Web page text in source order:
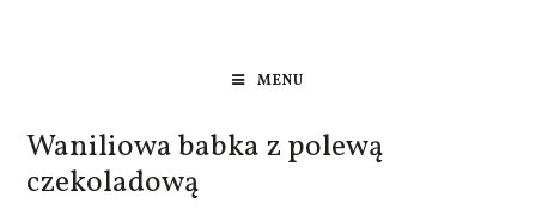
MENU
Waniliowa babka z polewą
czekoladową